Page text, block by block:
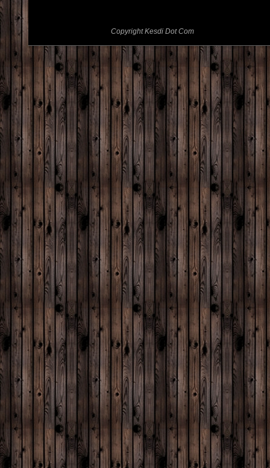
Copyright Kesdi Dot Com